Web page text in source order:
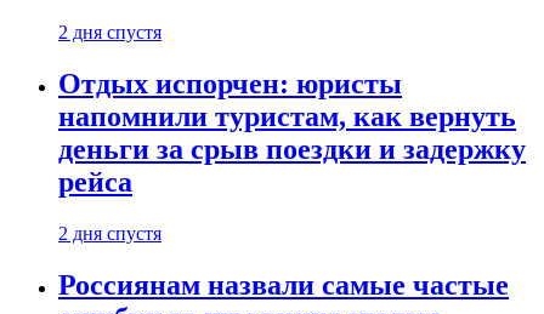
2 дня спустя
Отдых испорчен: юристы
напомнили туристам, как вернуть
деньги за срыв поездки и задержку
рейса
2 дня спустя
Россиянам назвали самые частые